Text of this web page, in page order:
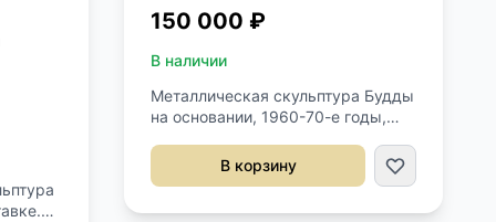
150 000 ₽
В наличии
Металлическая скульптура Будды
на основании, 1960-70-е годы,
16x10х34h см.В корзину